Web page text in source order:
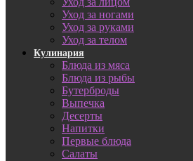
Уход за ногами
Уход за руками
Уход за телом
Кулинария
Блюда из мяса
Блюда из рыбы
Бутерброды
Выпечка
Десерты
Напитки
Первые блюда
Салаты